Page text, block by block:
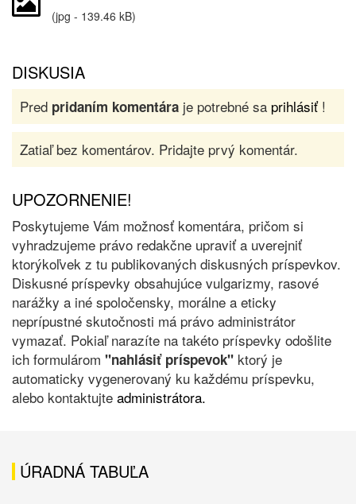
(jpg - 139.46 kB)
DISKUSIA
Pred pridaním komentára je potrebné sa prihlásiť!
Zatiaľ bez komentárov. Pridajte prvý komentár.
UPOZORNENIE!
Poskytujeme Vám možnosť komentára, pričom si
vyhradzujeme právo redakčne upraviť a uverejniť
ktorýkoľvek z tu publikovaných diskusných príspevkov.
Diskusné príspevky obsahujúce vulgarizmy, rasové
narážky a iné spoločensky, morálne a eticky
neprípustné skutočnosti má právo administrátor
vymazať. Pokiaľ narazíte na takéto príspevky odošlite
ich formulárom "nahlásiť príspevok" ktorý je
automaticky vygenerovaný ku každému príspevku,
alebo kontaktujte administrátora.
ÚRADNÁ TABUĽA